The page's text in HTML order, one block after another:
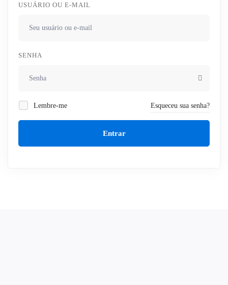
USUÁRIO OU E-MAIL
SENHA
Lembre-me Esqueceu sua senha?
Entrar